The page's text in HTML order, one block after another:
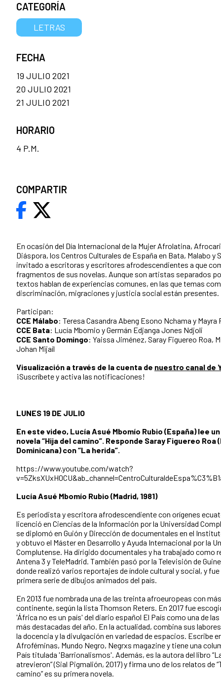
En ocasión del Día Internacional de la Mujer Afrolatina,
Diáspora, los Centros Culturales de España en Bata, Malabo y
invitado a escritoras y escritores afrodescendientes a que
fragmentos de sus novelas. Aunque son artistas separados
textos hablan de experiencias comunes, en las que temas
discriminación, migraciones y justicia social están presentes.
Participan:
CCE Málabo: Teresa Casandra Abeng Esono Nchama y Mayra
CCE Bata: Lucía Mbomio yGermán Edjanga Jones Ndjoli
CCE Santo Domingo: Yaissa Jiménez, Saray Figuereo Roa,
Johan Mijaíl
Visualización a través de la cuenta de nuestro canal de
¡Suscríbete y activa las notificaciones!
LUNES 19 DE JULIO
En este video, Lucía Asué Mbomío Rubio (España) lee
novela “Hija del camino”. Responde Saray Figuereo Roa
Dominicana) con “La herida”.
https://www.youtube.com/watch?
Lucía Asué Mbomío Rubio (Madrid, 1981)
Es periodista y escritora afrodescendiente con orígenes
licenció en Ciencias de la Información por la Universidad
se diplomó en Guión y Dirección de documentales en el
y obtuvo el Máster en Desarrollo y Ayuda Internacional por la
Complutense. Ha dirigido documentales y ha trabajado como
Antena 3 y TeleMadrid. También pasó por la Televisión de
donde realizó varios reportajes de índole cultural y social, y
primera serie de dibujos animados del país.
En 2013 fue nombrada una de las treinta afroeuropeas con
continente, según la lista Thomson Reters. En 2017 fue
'África no es un país' del diario español El País como una de
más destacadas del año. En la actualidad, combina sus
la docencia y la divulgación en variedad de espacios. Escribe
Afroféminas, Mundo Negro, Negrxs magazine y tiene una
País titulada 'Barrionalismos'. Además, es la autora del libro
atrevieron” (Sial Pigmalión, 2017) y firma uno de los relatos de
camino” es su primera novela.
CATEGORÍA
LETRAS
FECHA
19 JULIO 2021
20 JULIO 2021
21 JULIO 2021
HORARIO
4 P.M.
COMPARTIR